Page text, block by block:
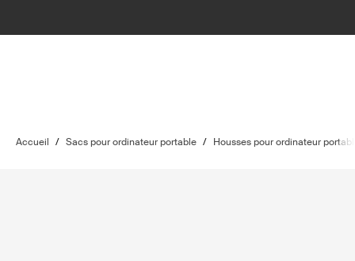
Accueil / Sacs pour ordinateur portable / Housses pour ordinateur